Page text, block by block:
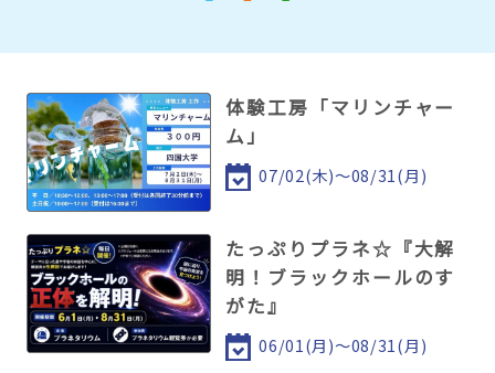
体験工房「マリンチャー
ム」
07/02(木)～08/31(月)
たっぷりプラネ☆『大解
明！ブラックホールのす
がた』
06/01(月)～08/31(月)